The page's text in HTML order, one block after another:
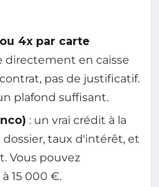
4x par carte
directement en caisse
pas de justificatif.
plafond suffisant.
: un vrai crédit à la
taux d'intérêt, et
Vous pouvez
15 000 €.